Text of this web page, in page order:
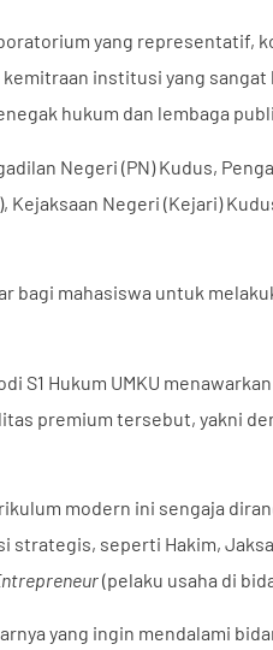
yang representatif,
institusi yang sangat
hukum dan lembaga
Negeri (PN) Kudus,
Kejaksaan Negeri (Kejari)
bagi mahasiswa untuk
S1 Hukum UMKU
premium tersebut, yakni
modern ini sengaja
strategis, seperti Hakim,
(pelaku usaha di
yang ingin mendalami